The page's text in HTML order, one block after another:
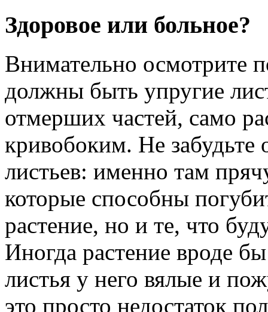
Здоровое или больное?
Внимательно осмотрите
должны быть упругие
отмерших частей, само
кривобоким. Не
листьев: именно там
которые способны
растение, но и те, что
Иногда растение вроде
листья у него вялые и
это просто недостаток